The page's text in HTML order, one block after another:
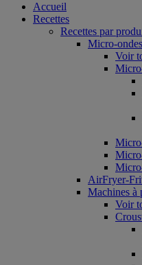
Accueil
Recettes
Recettes par
Micro-ondes
Voir
AirFryer-
Machines à
Voir